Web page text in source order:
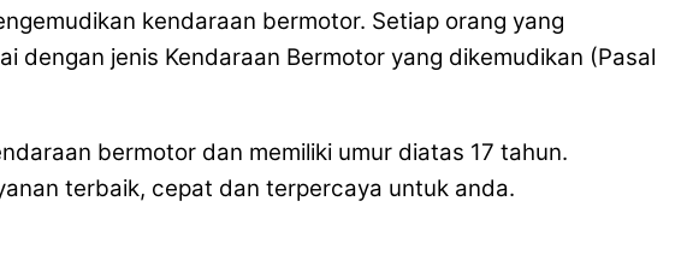
kendaraan bermotor. Setiap orang yang
dengan jenis Kendaraan Bermotor yang dikemudikan (Pasal
bermotor dan memiliki umur diatas 17 tahun.
terbaik, cepat dan terpercaya untuk anda.